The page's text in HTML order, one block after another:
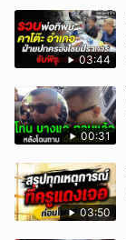
03:44
00:31
03:50